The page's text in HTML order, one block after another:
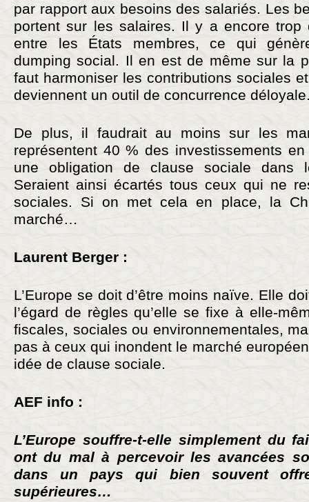
par rapport aux besoins des salariés. Les
portent sur les salaires. Il y a encore trop
entre les États membres, ce qui
dumping social. Il en est de même sur la
faut harmoniser les contributions sociales
deviennent un outil de concurrence
De plus, il faudrait au moins sur les
représentent 40 % des investissements
une obligation de clause sociale dans
Seraient ainsi écartés tous ceux qui ne
sociales. Si on met cela en place, la
marché…
Laurent Berger :
L’Europe se doit d’être moins naïve. Elle
l’égard de règles qu’elle se fixe à elle-
fiscales, sociales ou environnementales,
pas à ceux qui inondent le marché
idée de clause sociale.
AEF info :
L’Europe souffre-t-elle simplement du
ont du mal à percevoir les avancées
dans un pays qui bien souvent
supérieures…